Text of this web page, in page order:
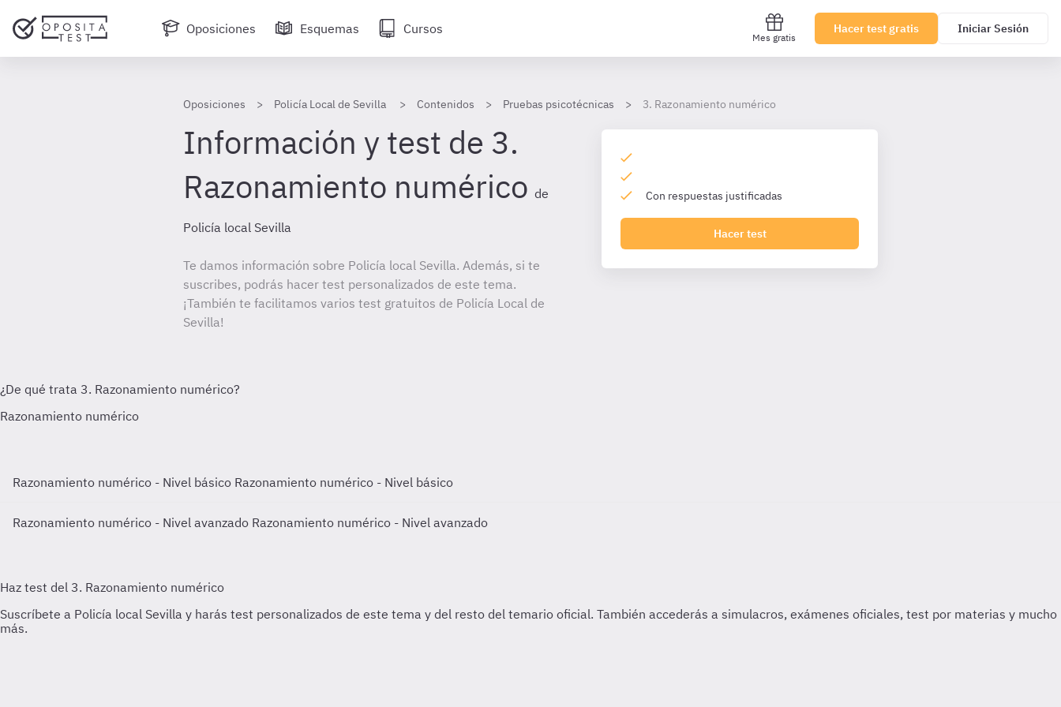
Oposiciones Esquemas Cursos
Mes gratis
Hacer test gratis Iniciar Sesión
Oposiciones Policía Local de Sevilla Contenidos Pruebas psicotécnicas 3. Razonamiento numérico
Información y test de 3.
Razonamiento numérico de
Policía local Sevilla
Te damos información sobre Policía local Sevilla. Además, si te
suscribes, podrás hacer test personalizados de este tema.
¡También te facilitamos varios test gratuitos de Policía Local de
Sevilla!
Con respuestas justificadas
Hacer test
Razonamiento numérico - Nivel básico Razonamiento numérico - Nivel básico
Razonamiento numérico - Nivel avanzado Razonamiento numérico - Nivel avanzado